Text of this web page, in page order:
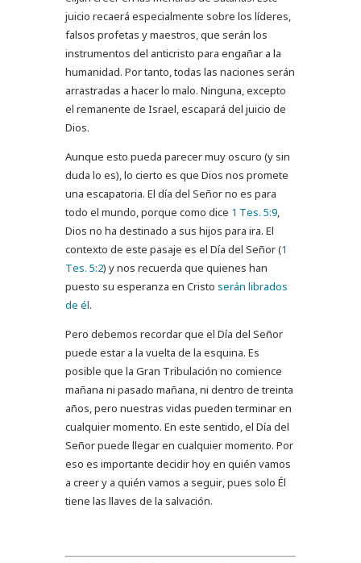
juicio recaerá especialmente sobre los líderes,
falsos profetas y maestros, que serán los
instrumentos del anticristo para engañar a la
humanidad. Por tanto, todas las naciones serán
arrastradas a hacer lo malo. Ninguna, excepto
el remanente de Israel, escapará del juicio de
Dios.
Aunque esto pueda parecer muy oscuro (y sin
duda lo es), lo cierto es que Dios nos promete
una escapatoria. El día del Señor no es para
todo el mundo, porque como dice 1 Tes. 5:9,
Dios no ha destinado a sus hijos para ira. El
contexto de este pasaje es el Día del Señor (1
Tes. 5:2) y nos recuerda que quienes han
puesto su esperanza en Cristo serán librados
de él.
Pero debemos recordar que el Día del Señor
puede estar a la vuelta de la esquina. Es
posible que la Gran Tribulación no comience
mañana ni pasado mañana, ni dentro de treinta
años, pero nuestras vidas pueden terminar en
cualquier momento. En este sentido, el Día del
Señor puede llegar en cualquier momento. Por
eso es importante decidir hoy en quién vamos
a creer y a quién vamos a seguir, pues solo Él
tiene las llaves de la salvación.